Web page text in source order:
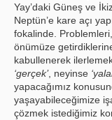
Yay’daki Güneş ve
Neptün’e kare açı
fokalinde.
önümüze
kabullenerek
‘gerçek’, neyinse
yapacağımız
yaşayabileceğimize
çözmek istediğimiz